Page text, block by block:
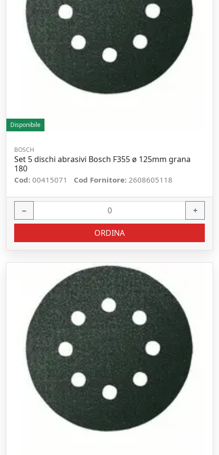
Disponibile
BOSCH
Set 5 dischi abrasivi Bosch F355 ø 125mm grana
180
Cod: 00415071 Cod Fornitore: 2608605118
− +
ORDINA